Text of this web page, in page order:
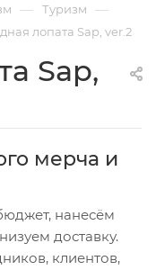
— Туризм —
лопата Sap, ver.2
Sap,
мерча и
нанесём
доставку.
клиентов,